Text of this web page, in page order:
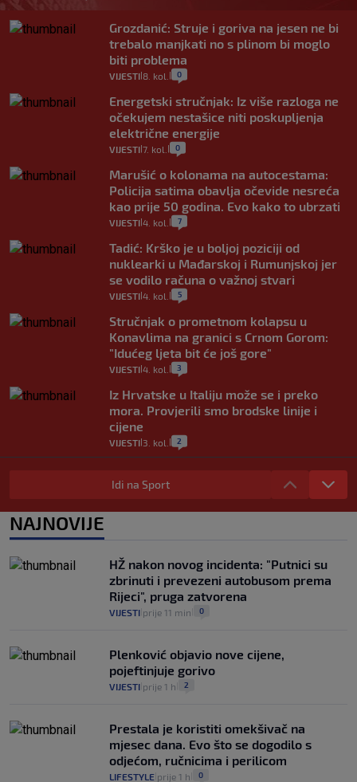
Grozdanić: Struje i goriva na jesen ne bi
trebalo manjkati no s plinom bi moglo
biti problema
VIJESTI 8. kol. 0
Energetski stručnjak: Iz više razloga ne
očekujem nestašice niti poskupljenja
električne energije
VIJESTI 7. kol. 0
Marušić o kolonama na autocestama:
Policija satima obavlja očevide nesreća
kao prije 50 godina. Evo kako to ubrzati
VIJESTI 4. kol. 7
Tadić: Krško je u boljoj poziciji od
nuklearki u Mađarskoj i Rumunjskoj jer
se vodilo računa o važnoj stvari
VIJESTI 4. kol. 5
Stručnjak o prometnom kolapsu u
Konavlima na granici s Crnom Gorom:
"Idućeg ljeta bit će još gore"
VIJESTI 4. kol. 3
Iz Hrvatske u Italiju može se i preko
mora. Provjerili smo brodske linije i
cijene
VIJESTI 3. kol. 2
Uzgajivač objasnio zašto kilogram
rajčica košta deset eura: "Nećete ih
vidjeti na akcijama u trgovinama"
8
Evo aktualnih cijena i nekoliko savjeta
da prođe što lakše i jeftinije
2. kol. 0
Idi na Sport
NAJNOVIJE
HŽ nakon novog incidenta: "Putnici su
zbrinuti i prevezeni autobusom prema
Rijeci", pruga zatvorena
VIJESTI prije 11 min 0
Plenković objavio nove cijene,
pojeftinjuje gorivo
VIJESTI prije 1 h 2
Prestala je koristiti omekšivač na
mjesec dana. Evo što se dogodilo s
odjećom, ručnicima i perilicom
LIFESTYLE prije 1 h 0